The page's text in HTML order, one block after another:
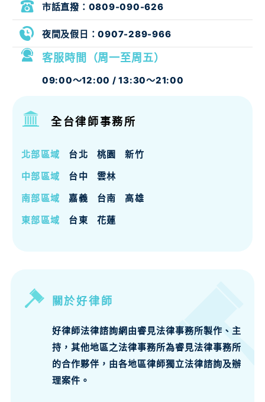
關於好律師
好律師法律諮詢網由睿見法律事務所製作、主
持，其他地區之法律事務所為睿見法律事務所
的合作夥伴，由各地區律師獨立法律諮詢及辦
理案件。
市話直撥： 0809-090-626
客服時間（周一至周五）
09:00～12:00 / 13:30～21:00
夜間及假日：0907-289-966
全台律師事務所
北部區域 台北 桃園 新竹
南部區域 嘉義 台南 高雄
中部區域 台中 雲林
東部區域 台東 花蓮